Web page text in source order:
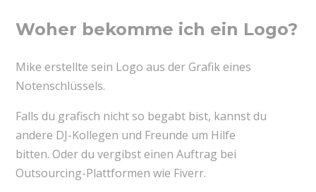
Woher bekomme ich ein Logo?
Mike erstellte sein Logo aus der Grafik eines
Notenschlüssels.
Falls du grafisch nicht so begabt bist, kannst du
andere DJ-Kollegen und Freunde um Hilfe
bitten. Oder du vergibst einen Auftrag bei
Outsourcing-Plattformen wie Fiverr.